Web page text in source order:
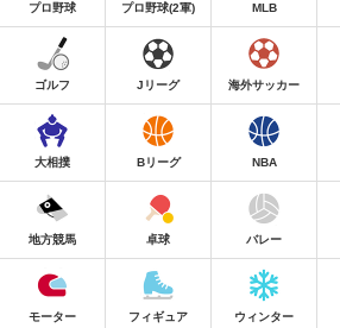
プロ野球 プロ野球(2軍) MLB
ゴルフ Jリーグ 海外サッカー
大相撲 Bリーグ NBA
地方競馬 卓球 バレー
モーター フィギュア ウィンター